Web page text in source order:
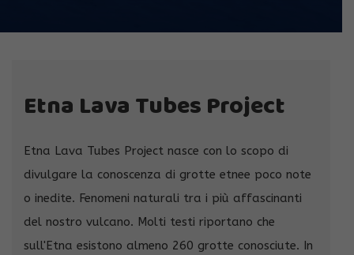
Etna Lava Tubes Project
Etna Lava Tubes Project nasce con lo scopo di
divulgare la conoscenza di grotte etnee poco note
o inedite. Fenomeni naturali tra i più affascinanti
del nostro vulcano. Molti testi riportano che
sull'Etna esistono almeno 260 grotte conosciute. In